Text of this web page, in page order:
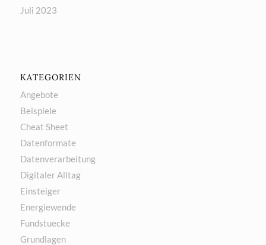
Juli 2023
KATEGORIEN
Angebote
Beispiele
Cheat Sheet
Datenformate
Datenverarbeitung
Digitaler Alltag
Einsteiger
Energiewende
Fundstuecke
Grundlagen